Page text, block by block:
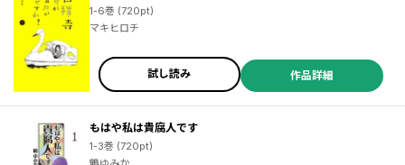
1-6巻 (720pt)
マキヒロチ
試し読み 作品詳細
もはや私は貴腐人です
1-3巻 (720pt)